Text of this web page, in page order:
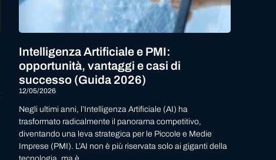
Intelligenza Artificiale e PMI:
opportunità, vantaggi e casi di
successo (Guida 2026)
12/05/2026
Negli ultimi anni, l’Intelligenza Artificiale (AI) ha
trasformato radicalmente il panorama competitivo,
diventando una leva strategica per le Piccole e Medie
Imprese (PMI). L’AI non è più riservata solo ai giganti della